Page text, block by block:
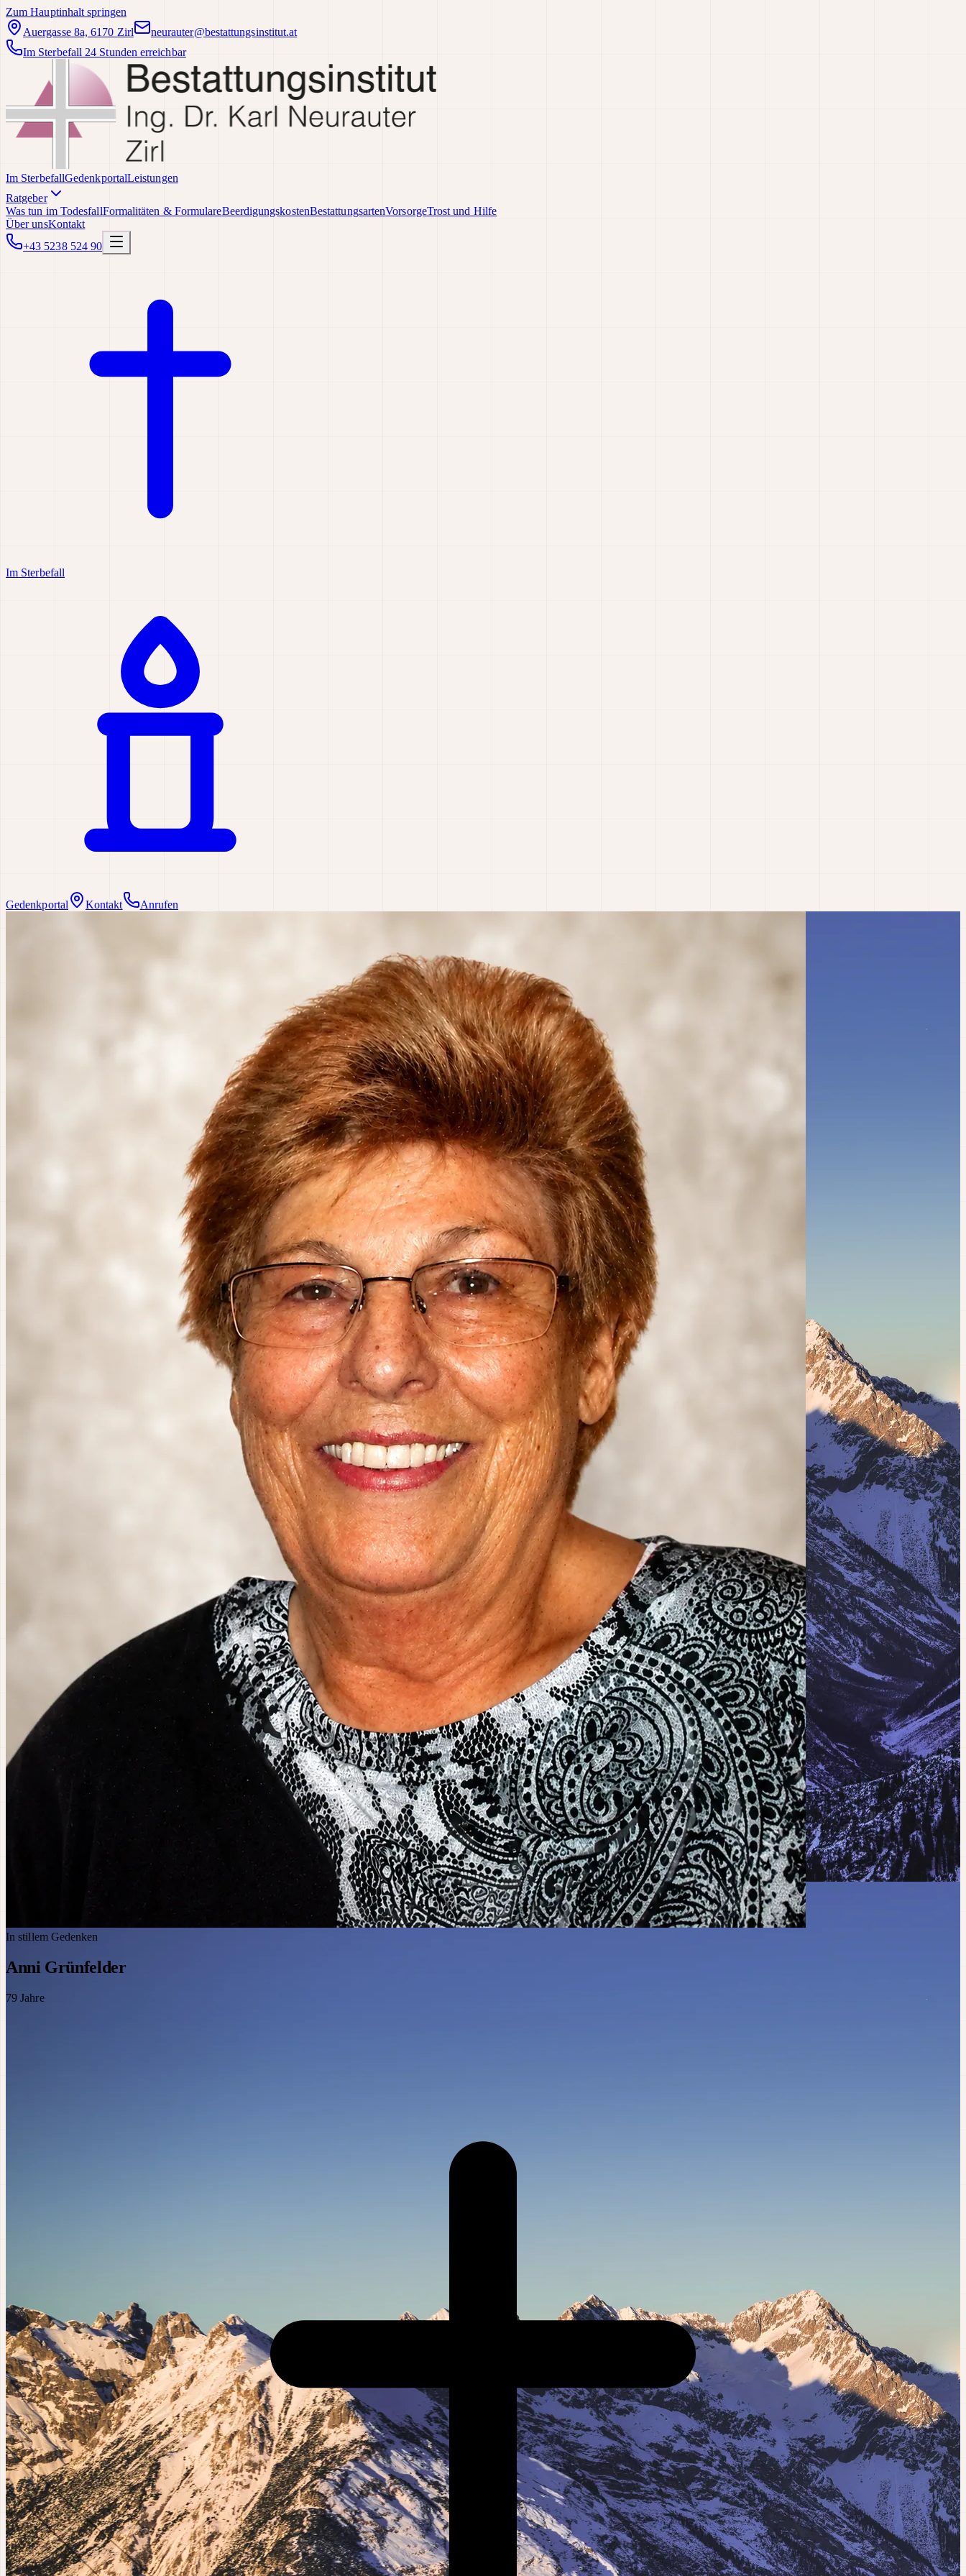
Zum Hauptinhalt springen
Auergasse 8a, 6170 Zirl
neurauter@bestattungsinstitut.at
Im Sterbefall 24 Stunden erreichbar
Im SterbefallGedenkportalLeistungen
Ratgeber
Was tun im TodesfallFormalitäten & FormulareBeerdigungskostenBestattungsartenVorsorgeTrost und Hilfe
Über unsKontakt
+43 5238 524 90
Im Sterbefall
Gedenkportal Kontakt Anrufen
In stillem Gedenken
Anni Grünfelder
79 Jahre